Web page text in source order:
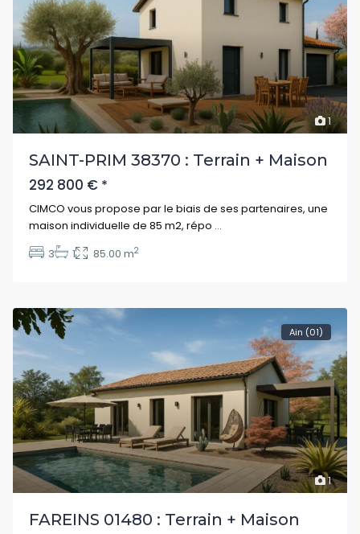
1
SAINT-PRIM 38370 : Terrain + Maison
292 800 € *
CIMCO vous propose par le biais de ses partenaires, une
maison individuelle de 85 m2, répo
3 1 85.00 m2
1
Ain (01)
FAREINS 01480 : Terrain + Maison